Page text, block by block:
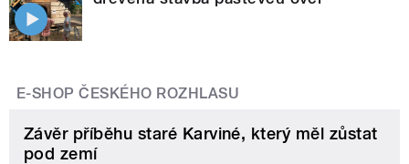
E-SHOP ČESKÉHO ROZHLASU
Závěr příběhu staré Karviné, který měl zůstat
pod zemí